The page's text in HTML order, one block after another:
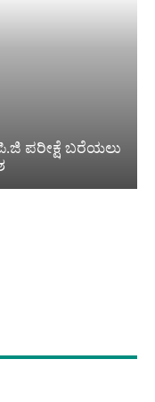
ಪರೀಕ್ಷೆ ಬರೆಯಲು